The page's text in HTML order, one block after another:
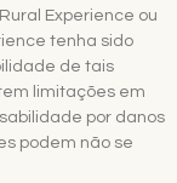
Experience ou
tenha sido
de tais
limitações em
por danos
podem não se